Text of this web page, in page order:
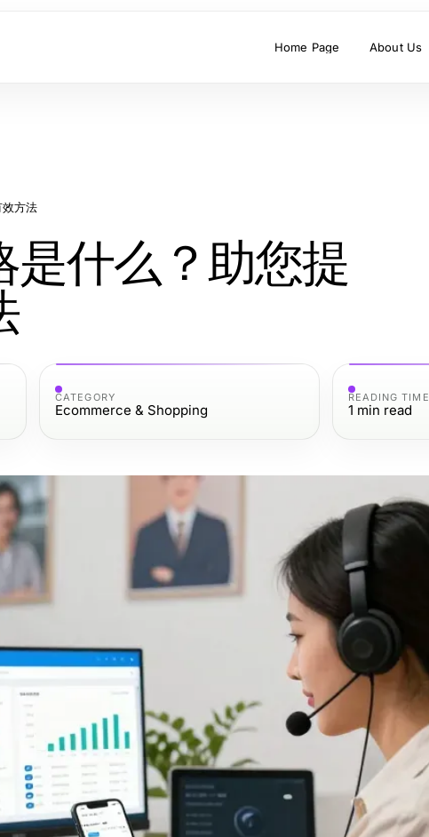
Home Page About Us
方法
什么？助您提
CATEGORY
Ecommerce & Shopping
READING TIME
1 min read